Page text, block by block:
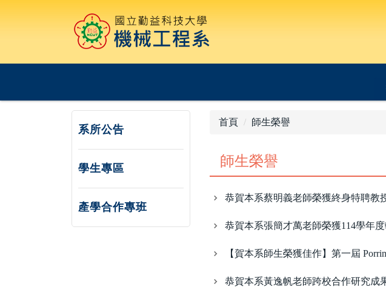
系所公告
學生專區
產學合作專班
首頁 師生榮譽
師生榮譽
恭賀本系蔡明義老師榮獲終身特聘教
恭賀本系張簡才萬老師榮獲114學年
【賀本系師生榮獲佳作】第一屆
恭賀本系黃逸帆老師跨校合作研究成